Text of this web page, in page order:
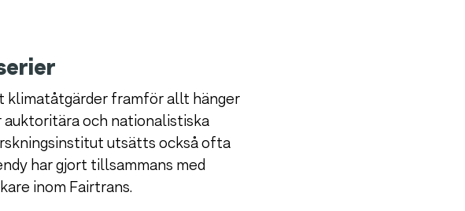
klimatåtgärder framför allt hänger
och nationalistiska
utsätts också ofta
har gjort tillsammans med
inom Fairtrans.